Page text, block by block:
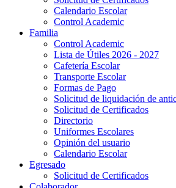
Calendario Escolar
Control Academic
Familia
Control Academic
Lista de Útiles 2026 - 2027
Cafetería Escolar
Transporte Escolar
Formas de Pago
Solicitud de liquidación de
Solicitud de Certificados
Directorio
Uniformes Escolares
Opinión del usuario
Calendario Escolar
Egresado
Solicitud de Certificados